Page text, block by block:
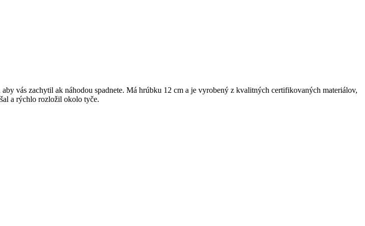
vás zachytil ak náhodou spadnete. Má hrúbku 12 cm a je vyrobený z kvalitných certifikovaných materiálov,
a rýchlo rozložil okolo tyče.